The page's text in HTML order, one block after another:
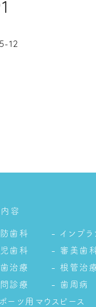
12
容
歯科 - インプラ
歯科
- 審美歯
治療
- 根管治
診療
- 歯周病
ーツ用マウスピース